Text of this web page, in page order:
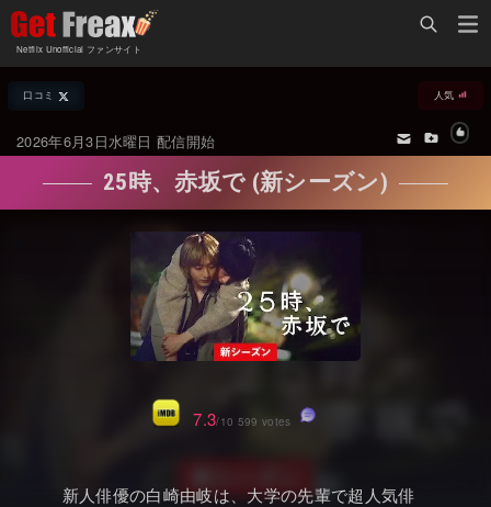
Netflix Unofficial ファンサイト
Netflix新着作品
オールジャンル
海外ドラマ・シリーズ
国内TV番組・ドラマ
国内映画
アニメ
配信終了予定の作品
海外ドラマ・ラインナップ
Netflix 人気ランキング
Netflix 全作品ラインナップ
Netflix配信作品カスタム検索
トレンド
Netflix・VOD総合News
口コミ 人気
2026年6月3日水曜日 配信開始
25時、赤坂で (新シーズン)
新人俳優の白崎由岐は、大学の先輩で超人気俳
7.3/10 599 votes